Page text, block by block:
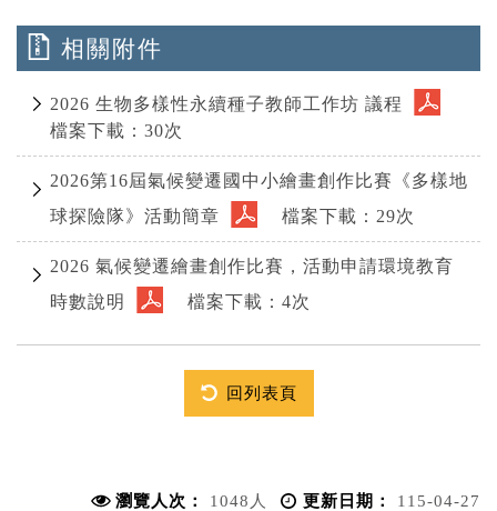
相關附件
2026 生物多樣性永續種子教師工作坊 議程
檔案下載：30次
2026第16屆氣候變遷國中小繪畫創作比賽《多樣地
球探險隊》活動簡章
檔案下載：29次
2026 氣候變遷繪畫創作比賽，活動申請環境教育
時數說明
檔案下載：4次
回列表頁
瀏覽人次： 1048人 更新日期： 115-04-27